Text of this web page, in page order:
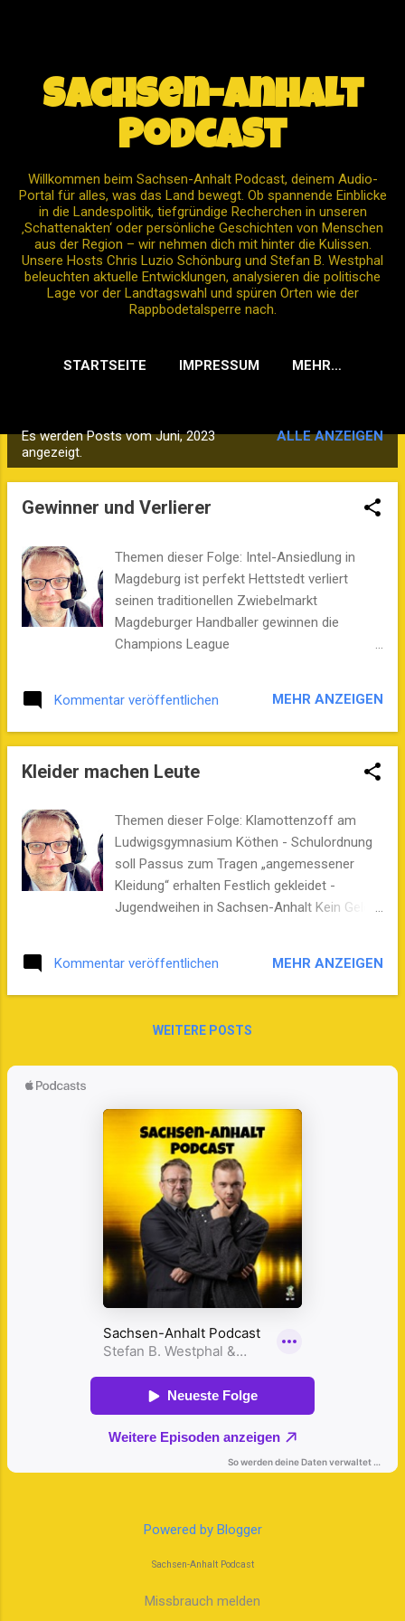
Sachsen-Anhalt
Podcast
Willkommen beim Sachsen-Anhalt Podcast, deinem Audio-
Portal für alles, was das Land bewegt. Ob spannende Einblicke
in die Landespolitik, tiefgründige Recherchen in unseren
‚Schattenakten‘ oder persönliche Geschichten von Menschen
aus der Region – wir nehmen dich mit hinter die Kulissen.
Unsere Hosts Chris Luzio Schönburg und Stefan B. Westphal
beleuchten aktuelle Entwicklungen, analysieren die politische
Lage vor der Landtagswahl und spüren Orten wie der
Rappbodetalsperre nach.
STARTSEITE IMPRESSUM MEHR…
o
Es werden Posts vom Juni, 2023
angezeigt.
ALLE ANZEIGEN
Gewinner und Verlierer
Themen dieser Folge: Intel-Ansiedlung in
Magdeburg ist perfekt Hettstedt verliert
seinen traditionellen Zwiebelmarkt
Magdeburger Handballer gewinnen die
Champions League
Waldbrandgefahr steigen Kulinarische Sterne
verliehen Hosts: Stefan B. Westphal, Chris
Kommentar veröffentlichen MEHR ANZEIGEN
Kleider machen Leute
Themen dieser Folge: Klamottenzoff am
Ludwigsgymnasium Köthen - Schulordnung
soll Passus zum Tragen „angemessener
Kleidung“ erhalten Festlich gekleidet -
Jugendweihen in Sachsen-Anhalt Kein Geld
Nachwuchsjournalist*Innenpreises der IHK
Magdeburg und des Deutschen
Nix für feinen Zwirn - Pfingstbräuche in
Kommentar veröffentlichen MEHR ANZEIGEN
WEITERE POSTS
Powered by Blogger
Sachsen-Anhalt Podcast
Missbrauch melden